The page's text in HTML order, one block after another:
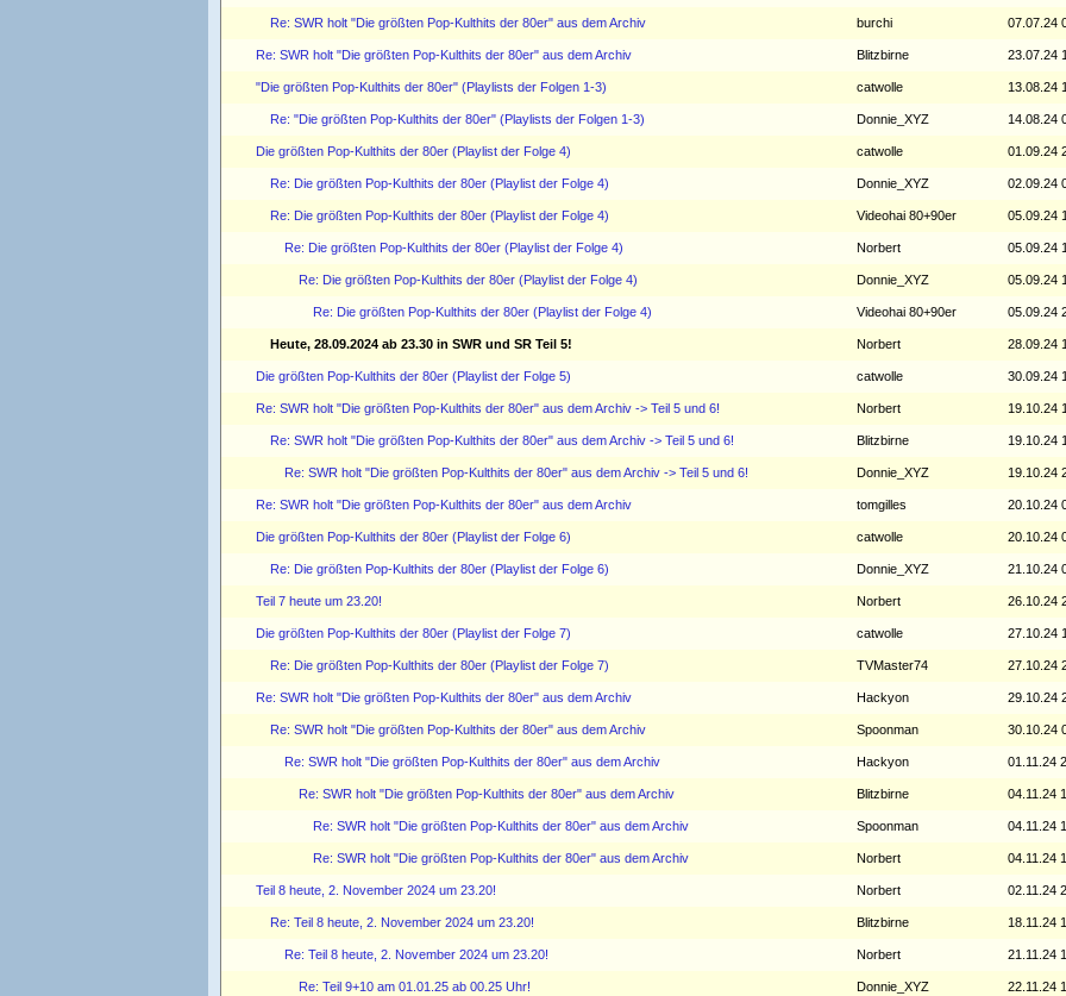
Re: SWR holt "Die größten Pop-Kulthits der 80er" aus dem Archiv burchi 07.07.24
Re: SWR holt "Die größten Pop-Kulthits der 80er" aus dem Archiv Blitzbirne 23.07.24
"Die größten Pop-Kulthits der 80er" (Playlists der Folgen 1-3) catwolle 13.08.24
Re: "Die größten Pop-Kulthits der 80er" (Playlists der Folgen 1-3) Donnie_XYZ 14.08.24
Die größten Pop-Kulthits der 80er (Playlist der Folge 4) catwolle 01.09.24
Re: Die größten Pop-Kulthits der 80er (Playlist der Folge 4) Donnie_XYZ 02.09.24
Re: Die größten Pop-Kulthits der 80er (Playlist der Folge 4) Videohai 80+90er 05.09.24
Re: Die größten Pop-Kulthits der 80er (Playlist der Folge 4) Norbert 05.09.24
Re: Die größten Pop-Kulthits der 80er (Playlist der Folge 4) Donnie_XYZ 05.09.24
Re: Die größten Pop-Kulthits der 80er (Playlist der Folge 4) Videohai 80+90er 05.09.24
Heute, 28.09.2024 ab 23.30 in SWR und SR Teil 5! Norbert 28.09.24
Die größten Pop-Kulthits der 80er (Playlist der Folge 5) catwolle 30.09.24
Re: SWR holt "Die größten Pop-Kulthits der 80er" aus dem Archiv -> Teil 5 und 6! Norbert 19.10.24
Re: SWR holt "Die größten Pop-Kulthits der 80er" aus dem Archiv -> Teil 5 und 6! Blitzbirne 19.10.24
Re: SWR holt "Die größten Pop-Kulthits der 80er" aus dem Archiv -> Teil 5 und 6! Donnie_XYZ 19.10.24
Re: SWR holt "Die größten Pop-Kulthits der 80er" aus dem Archiv tomgilles 20.10.24
Die größten Pop-Kulthits der 80er (Playlist der Folge 6) catwolle 20.10.24
Re: Die größten Pop-Kulthits der 80er (Playlist der Folge 6) Donnie_XYZ 21.10.24
Teil 7 heute um 23.20! Norbert 26.10.24
Die größten Pop-Kulthits der 80er (Playlist der Folge 7) catwolle 27.10.24
Re: Die größten Pop-Kulthits der 80er (Playlist der Folge 7) TVMaster74 27.10.24
Re: SWR holt "Die größten Pop-Kulthits der 80er" aus dem Archiv Hackyon 29.10.24
Re: SWR holt "Die größten Pop-Kulthits der 80er" aus dem Archiv Spoonman 30.10.24
Re: SWR holt "Die größten Pop-Kulthits der 80er" aus dem Archiv Hackyon 01.11.24
Re: SWR holt "Die größten Pop-Kulthits der 80er" aus dem Archiv Blitzbirne 04.11.24
Re: SWR holt "Die größten Pop-Kulthits der 80er" aus dem Archiv Spoonman 04.11.24
Re: SWR holt "Die größten Pop-Kulthits der 80er" aus dem Archiv Norbert 04.11.24
Teil 8 heute, 2. November 2024 um 23.20! Norbert 02.11.24
Re: Teil 8 heute, 2. November 2024 um 23.20! Blitzbirne 18.11.24
Re: Teil 8 heute, 2. November 2024 um 23.20! Norbert 21.11.24
Re: Teil 9+10 am 01.01.25 ab 00.25 Uhr! Donnie_XYZ 22.11.24